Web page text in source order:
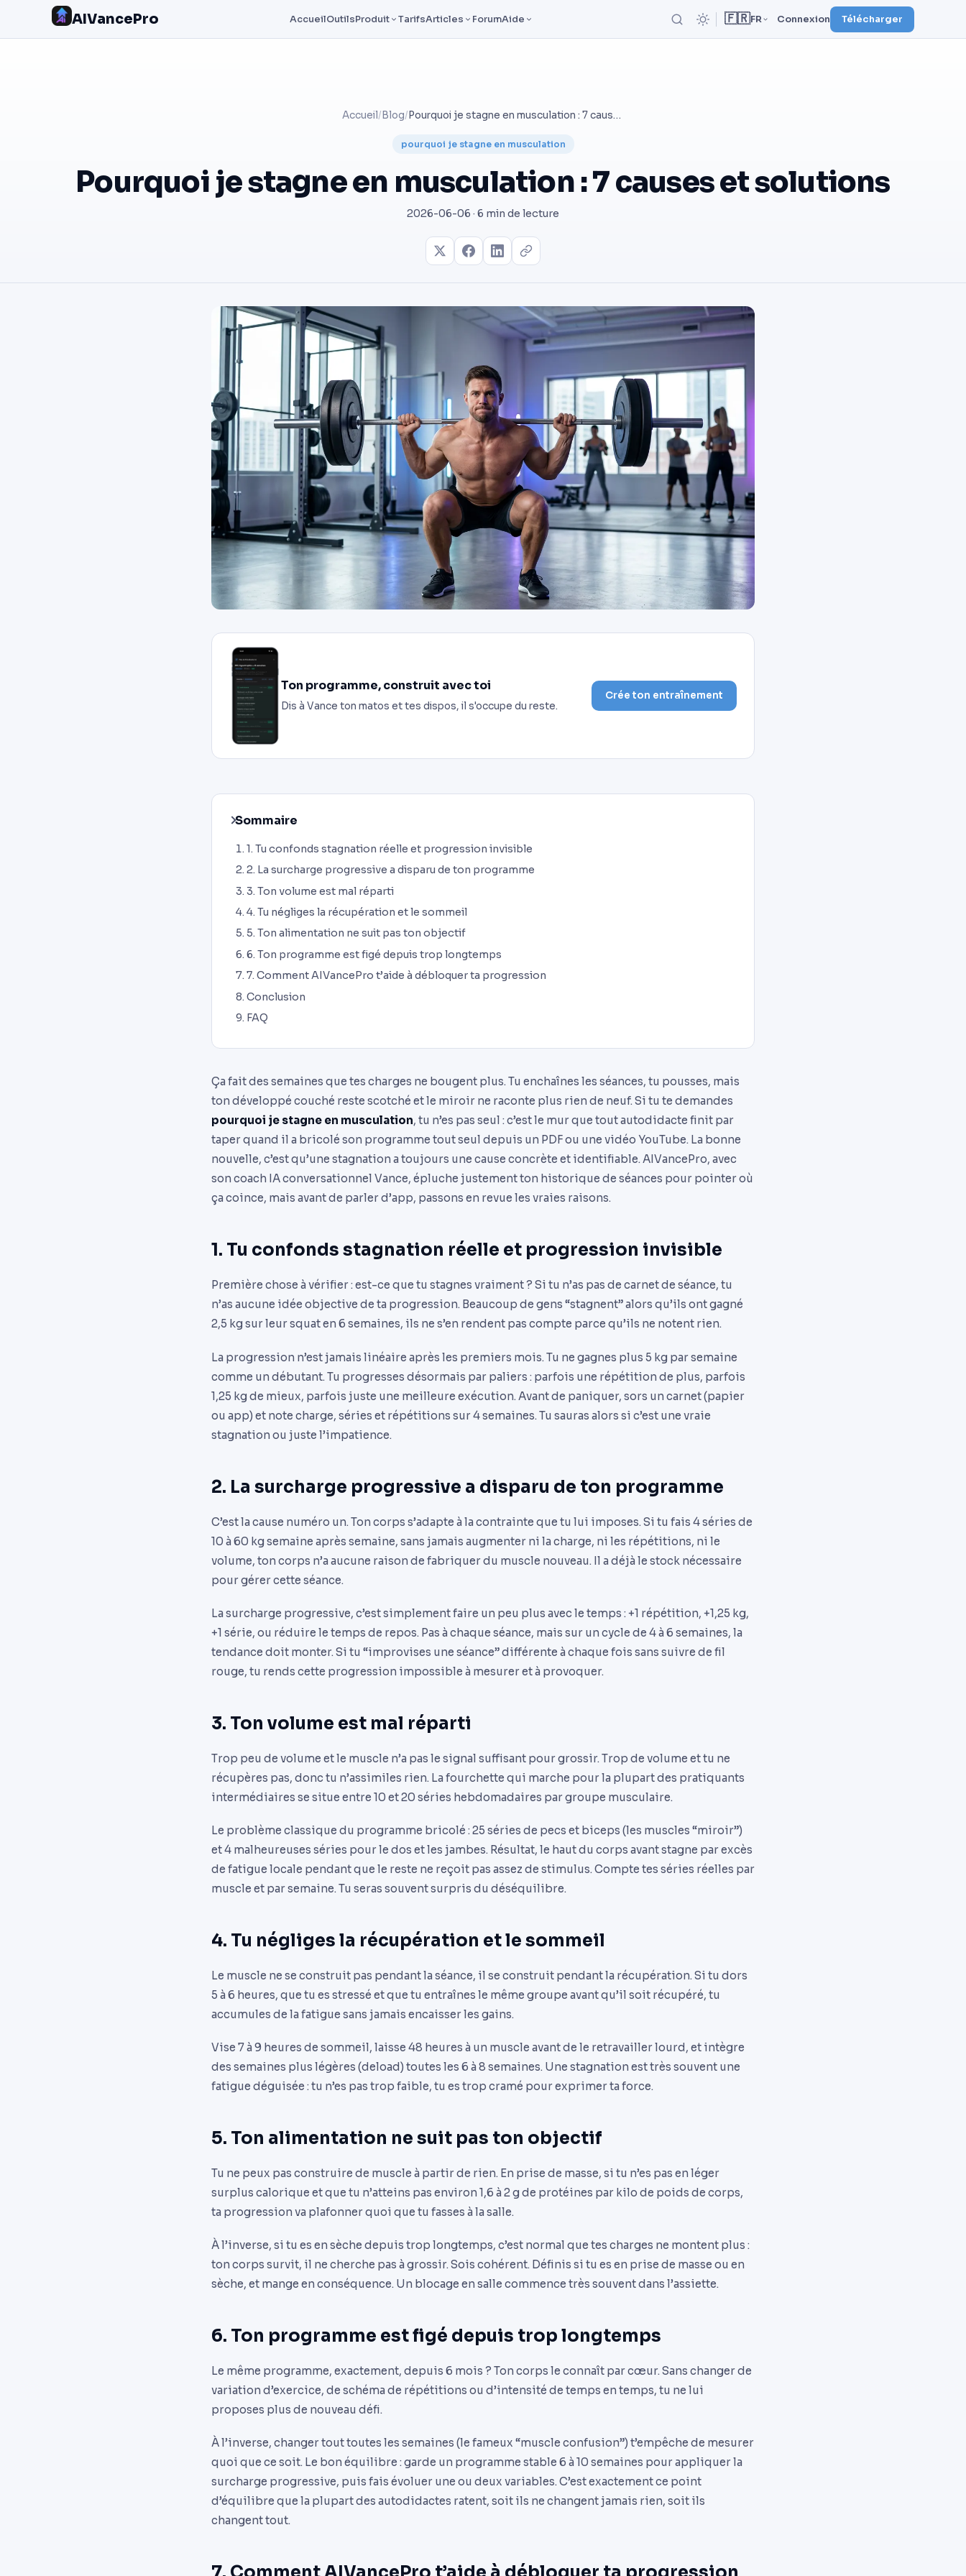
AIVancePro AccueilOutilsProduit TarifsArticles ForumAide 🇫🇷FR Connexion Télécharger
Accueil/ Blog/ Pourquoi je stagne en musculation : 7 causes et solutions
pourquoi je stagne en musculation
Pourquoi je stagne en musculation : 7 causes et solutions
2026-06-06 · 6 min de lecture
Ton programme, construit avec toi
Dis à Vance ton matos et tes dispos, il s'occupe du reste.
Crée ton entraînement
Sommaire
1. Tu confonds stagnation réelle et progression invisible
2. La surcharge progressive a disparu de ton programme
3. Ton volume est mal réparti
4. Tu négliges la récupération et le sommeil
5. Ton alimentation ne suit pas ton objectif
6. Ton programme est figé depuis trop longtemps
7. Comment AIVancePro t’aide à débloquer ta progression
Conclusion
FAQ
Ça fait des semaines que tes charges ne bougent plus. Tu enchaînes les séances, tu pousses, mais
ton développé couché reste scotché et le miroir ne raconte plus rien de neuf. Si tu te demandes
pourquoi je stagne en musculation, tu n’es pas seul : c’est le mur que tout autodidacte finit par
taper quand il a bricolé son programme tout seul depuis un PDF ou une vidéo YouTube. La bonne
nouvelle, c’est qu’une stagnation a toujours une cause concrète et identifiable. AIVancePro, avec
son coach IA conversationnel Vance, épluche justement ton historique de séances pour pointer où
ça coince, mais avant de parler d’app, passons en revue les vraies raisons.
1. Tu confonds stagnation réelle et progression invisible
Première chose à vérifier : est-ce que tu stagnes vraiment ? Si tu n’as pas de carnet de séance, tu
n’as aucune idée objective de ta progression. Beaucoup de gens “stagnent” alors qu’ils ont gagné
2,5 kg sur leur squat en 6 semaines, ils ne s’en rendent pas compte parce qu’ils ne notent rien.
La progression n’est jamais linéaire après les premiers mois. Tu ne gagnes plus 5 kg par semaine
comme un débutant. Tu progresses désormais par paliers : parfois une répétition de plus, parfois
1,25 kg de mieux, parfois juste une meilleure exécution. Avant de paniquer, sors un carnet (papier
ou app) et note charge, séries et répétitions sur 4 semaines. Tu sauras alors si c’est une vraie
stagnation ou juste l’impatience.
2. La surcharge progressive a disparu de ton programme
C’est la cause numéro un. Ton corps s’adapte à la contrainte que tu lui imposes. Si tu fais 4 séries de
10 à 60 kg semaine après semaine, sans jamais augmenter ni la charge, ni les répétitions, ni le
volume, ton corps n’a aucune raison de fabriquer du muscle nouveau. Il a déjà le stock nécessaire
pour gérer cette séance.
La surcharge progressive, c’est simplement faire un peu plus avec le temps : +1 répétition, +1,25 kg,
+1 série, ou réduire le temps de repos. Pas à chaque séance, mais sur un cycle de 4 à 6 semaines, la
tendance doit monter. Si tu “improvises une séance” différente à chaque fois sans suivre de fil
rouge, tu rends cette progression impossible à mesurer et à provoquer.
3. Ton volume est mal réparti
Trop peu de volume et le muscle n’a pas le signal suffisant pour grossir. Trop de volume et tu ne
récupères pas, donc tu n’assimiles rien. La fourchette qui marche pour la plupart des pratiquants
intermédiaires se situe entre 10 et 20 séries hebdomadaires par groupe musculaire.
Le problème classique du programme bricolé : 25 séries de pecs et biceps (les muscles “miroir”)
et 4 malheureuses séries pour le dos et les jambes. Résultat, le haut du corps avant stagne par excès
de fatigue locale pendant que le reste ne reçoit pas assez de stimulus. Compte tes séries réelles par
muscle et par semaine. Tu seras souvent surpris du déséquilibre.
4. Tu négliges la récupération et le sommeil
Le muscle ne se construit pas pendant la séance, il se construit pendant la récupération. Si tu dors
5 à 6 heures, que tu es stressé et que tu entraînes le même groupe avant qu’il soit récupéré, tu
accumules de la fatigue sans jamais encaisser les gains.
Vise 7 à 9 heures de sommeil, laisse 48 heures à un muscle avant de le retravailler lourd, et intègre
des semaines plus légères (deload) toutes les 6 à 8 semaines. Une stagnation est très souvent une
fatigue déguisée : tu n’es pas trop faible, tu es trop cramé pour exprimer ta force.
5. Ton alimentation ne suit pas ton objectif
Tu ne peux pas construire de muscle à partir de rien. En prise de masse, si tu n’es pas en léger
surplus calorique et que tu n’atteins pas environ 1,6 à 2 g de protéines par kilo de poids de corps,
ta progression va plafonner quoi que tu fasses à la salle.
À l’inverse, si tu es en sèche depuis trop longtemps, c’est normal que tes charges ne montent plus :
ton corps survit, il ne cherche pas à grossir. Sois cohérent. Définis si tu es en prise de masse ou en
sèche, et mange en conséquence. Un blocage en salle commence très souvent dans l’assiette.
6. Ton programme est figé depuis trop longtemps
Le même programme, exactement, depuis 6 mois ? Ton corps le connaît par cœur. Sans changer de
variation d’exercice, de schéma de répétitions ou d’intensité de temps en temps, tu ne lui
proposes plus de nouveau défi.
À l’inverse, changer tout toutes les semaines (le fameux “muscle confusion”) t’empêche de mesurer
quoi que ce soit. Le bon équilibre : garde un programme stable 6 à 10 semaines pour appliquer la
surcharge progressive, puis fais évoluer une ou deux variables. C’est exactement ce point
d’équilibre que la plupart des autodidactes ratent, soit ils ne changent jamais rien, soit ils
changent tout.